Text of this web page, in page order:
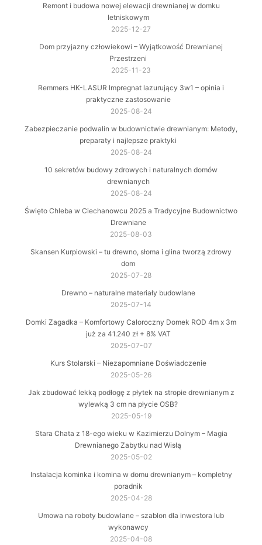
Remont i budowa nowej elewacji drewnianej w domku
letniskowym
2025-12-27
Dom przyjazny człowiekowi – Wyjątkowość Drewnianej
Przestrzeni
2025-11-23
Remmers HK-LASUR Impregnat lazurujący 3w1 – opinia i
praktyczne zastosowanie
2025-08-24
Zabezpieczanie podwalin w budownictwie drewnianym: Metody,
preparaty i najlepsze praktyki
2025-08-24
10 sekretów budowy zdrowych i naturalnych domów
drewnianych
2025-08-24
Święto Chleba w Ciechanowcu 2025 a Tradycyjne Budownictwo
Drewniane
2025-08-03
Skansen Kurpiowski – tu drewno, słoma i glina tworzą zdrowy
dom
2025-07-28
Drewno – naturalne materiały budowlane
2025-07-14
Domki Zagadka – Komfortowy Całoroczny Domek ROD 4m x 3m
już za 41.240 zł + 8% VAT
2025-07-07
Kurs Stolarski – Niezapomniane Doświadczenie
2025-05-26
Jak zbudować lekką podłogę z płytek na stropie drewnianym z
wylewką 3 cm na płycie OSB?
2025-05-19
Stara Chata z 18-ego wieku w Kazimierzu Dolnym – Magia
Drewnianego Zabytku nad Wisłą
2025-05-02
Instalacja kominka i komina w domu drewnianym – kompletny
poradnik
2025-04-28
Umowa na roboty budowlane – szablon dla inwestora lub
wykonawcy
2025-04-08